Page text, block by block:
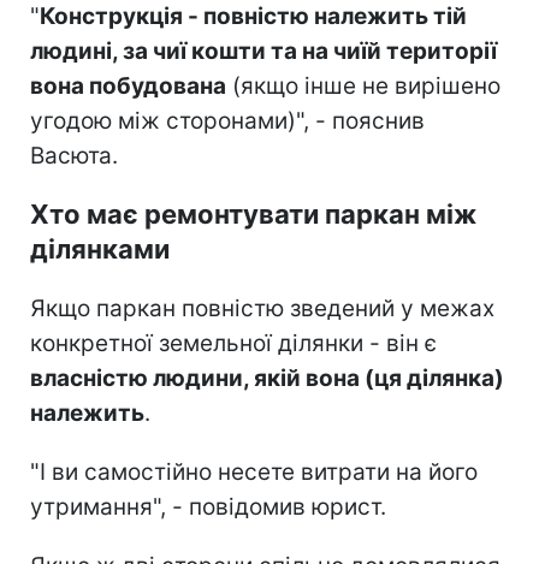
"Конструкція - повністю належить тій
людині, за чиї кошти та на чиїй території
вона побудована (якщо інше не вирішено
угодою між сторонами)", - пояснив
Васюта.
Хто має ремонтувати паркан між
ділянками
Якщо паркан повністю зведений у межах
конкретної земельної ділянки - він є
власністю людини, якій вона (ця ділянка)
належить.
"І ви самостійно несете витрати на його
утримання", - повідомив юрист.